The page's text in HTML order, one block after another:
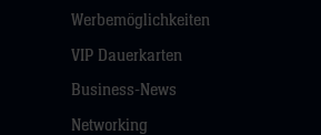
öffnen,
dann
klicken
Werbemöglichkeiten
VIP Dauerkarten
Business-News
Networking